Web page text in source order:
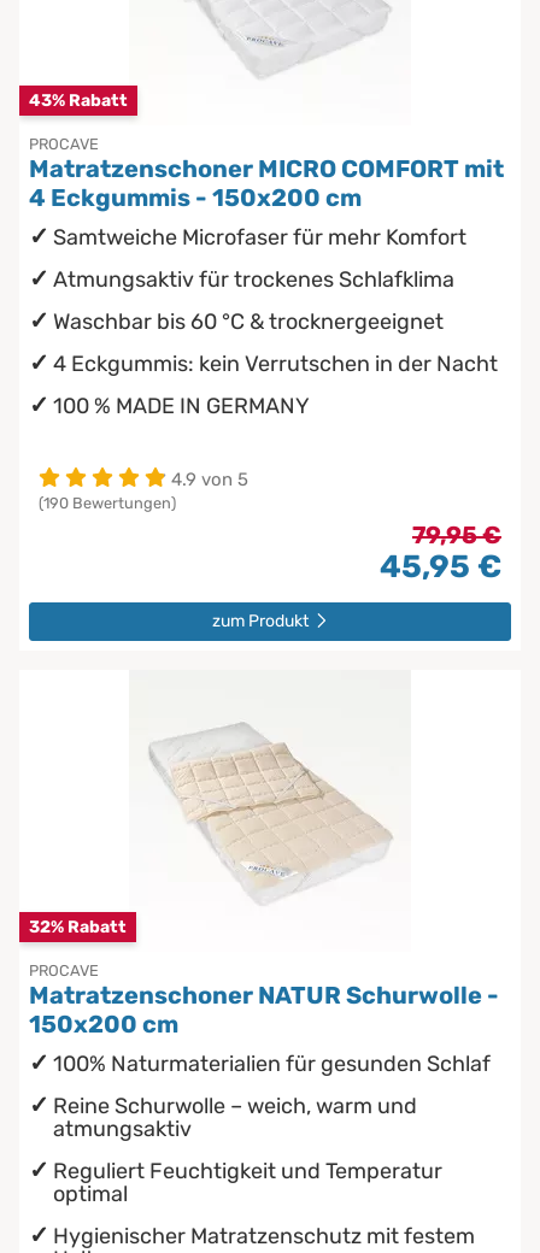
43% Rabatt
PROCAVE
Matratzenschoner MICRO COMFORT mit
4 Eckgummis - 150x200 cm
Samtweiche Microfaser für mehr Komfort
Atmungsaktiv für trockenes Schlafklima
Waschbar bis 60 °C & trocknergeeignet
4 Eckgummis: kein Verrutschen in der Nacht
100 % MADE IN GERMANY
4.9 von 5
(190 Bewertungen)
79,95 €
45,95 €
zum Produkt
32% Rabatt
PROCAVE
Matratzenschoner NATUR Schurwolle -
150x200 cm
100% Naturmaterialien für gesunden Schlaf
Reine Schurwolle – weich, warm und
atmungsaktiv
Reguliert Feuchtigkeit und Temperatur
optimal
Hygienischer Matratzenschutz mit festem